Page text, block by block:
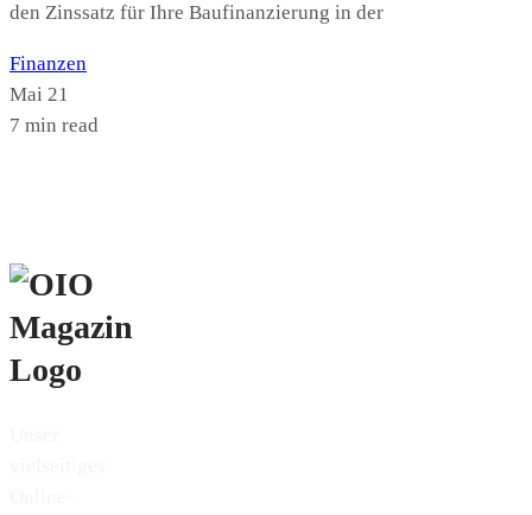
den Zinssatz für Ihre Baufinanzierung in der
Finanzen
Mai 21
7 min read